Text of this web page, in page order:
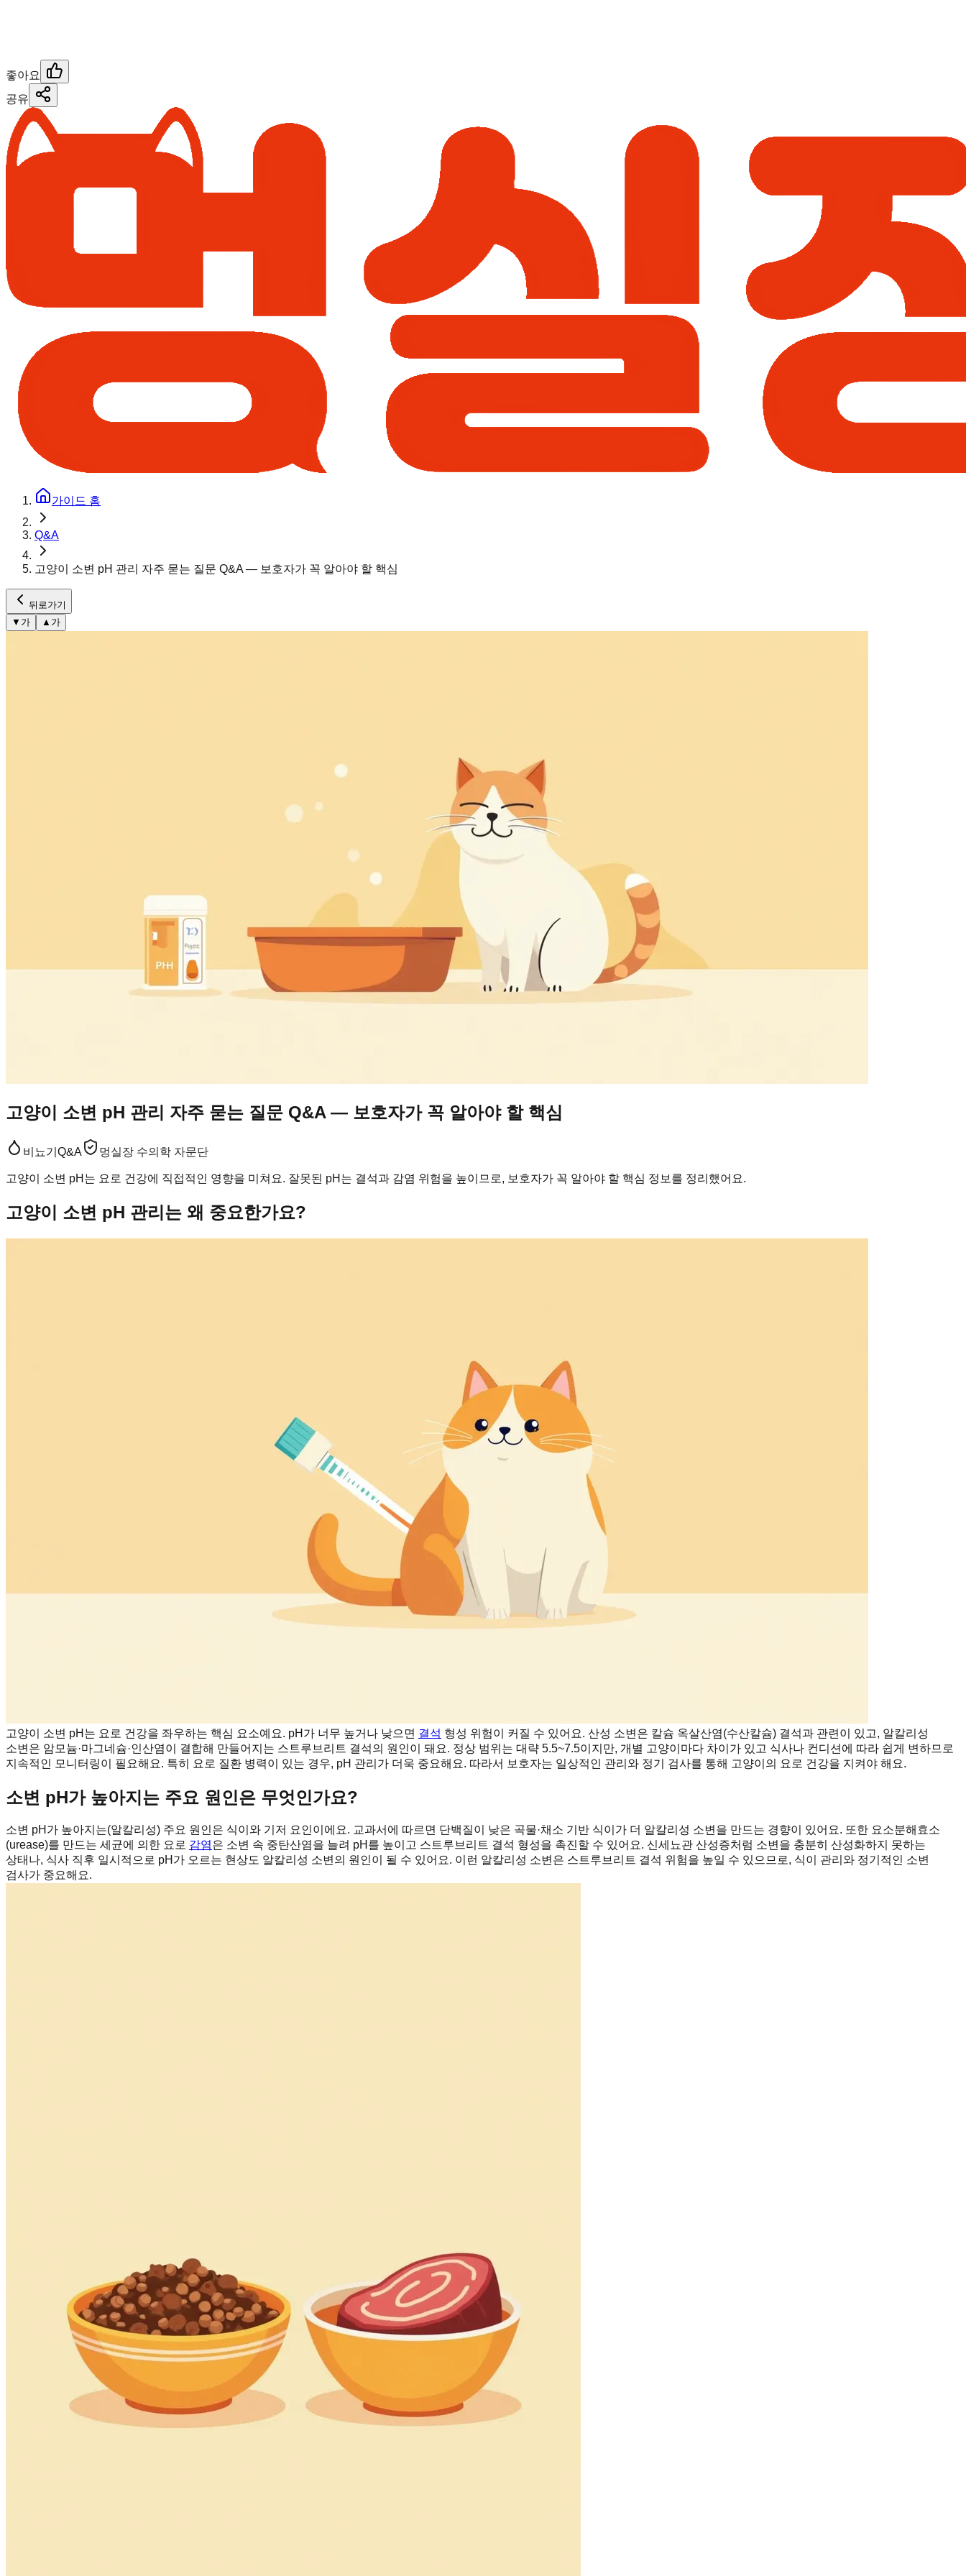
좋아요
공유
가이드 홈
Q&A
고양이 소변 pH 관리 자주 묻는 질문 Q&A — 보호자가 꼭 알아야 할 핵심
뒤로가기
▼ 가 ▲ 가
고양이 소변 pH 관리 자주 묻는 질문 Q&A — 보호자가 꼭 알아야 할 핵심
비뇨기 Q&A 멍실장 수의학 자문단
고양이 소변 pH는 요로 건강에 직접적인 영향을 미쳐요. 잘못된 pH는 결석과 감염 위험을 높이므로, 보호자가 꼭 알아야 할 핵심 정보를 정리했어요.
고양이 소변 pH 관리는 왜 중요한가요?
고양이 소변 pH는 요로 건강을 좌우하는 핵심 요소예요. pH가 너무 높거나 낮으면 결석 형성 위험이 커질 수 있어요. 산성 소변은 칼슘 옥살산염(수산칼슘) 결석과 관련이 있고, 알칼리성
소변은 암모늄·마그네슘·인산염이 결합해 만들어지는 스트루브리트 결석의 원인이 돼요. 정상 범위는 대략 5.5~7.5이지만, 개별 고양이마다 차이가 있고 식사나 컨디션에 따라 쉽게 변하므로
지속적인 모니터링이 필요해요. 특히 요로 질환 병력이 있는 경우, pH 관리가 더욱 중요해요. 따라서 보호자는 일상적인 관리와 정기 검사를 통해 고양이의 요로 건강을 지켜야 해요.
소변 pH가 높아지는 주요 원인은 무엇인가요?
소변 pH가 높아지는(알칼리성) 주요 원인은 식이와 기저 요인이에요. 교과서에 따르면 단백질이 낮은 곡물·채소 기반 식이가 더 알칼리성 소변을 만드는 경향이 있어요. 또한 요소분해효소
(urease)를 만드는 세균에 의한 요로 감염은 소변 속 중탄산염을 늘려 pH를 높이고 스트루브리트 결석 형성을 촉진할 수 있어요. 신세뇨관 산성증처럼 소변을 충분히 산성화하지 못하는
상태나, 식사 직후 일시적으로 pH가 오르는 현상도 알칼리성 소변의 원인이 될 수 있어요. 이런 알칼리성 소변은 스트루브리트 결석 위험을 높일 수 있으므로, 식이 관리와 정기적인 소변
검사가 중요해요.